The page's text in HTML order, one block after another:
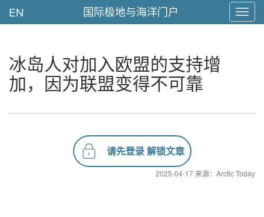
EN 国际极地与海洋门户
冰岛人对加入欧盟的支持增
加，因为联盟变得不可靠
请先登录 解锁文章
2025-04-17 来源：Arctic Today